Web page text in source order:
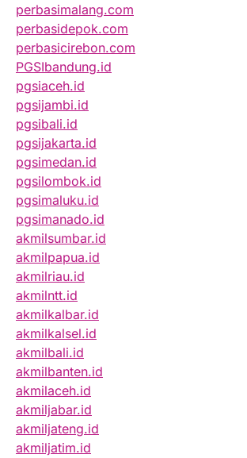
perbasimalang.com
perbasidepok.com
perbasicirebon.com
PGSIbandung.id
pgsiaceh.id
pgsijambi.id
pgsibali.id
pgsijakarta.id
pgsimedan.id
pgsilombok.id
pgsimaluku.id
pgsimanado.id
akmilsumbar.id
akmilpapua.id
akmilriau.id
akmilntt.id
akmilkalbar.id
akmilkalsel.id
akmilbali.id
akmilbanten.id
akmilaceh.id
akmiljabar.id
akmiljateng.id
akmiljatim.id